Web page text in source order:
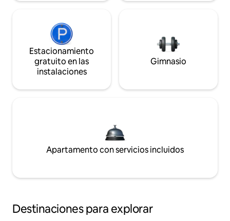
Estacionamiento
gratuito en las
instalaciones
Gimnasio
Apartamento con servicios incluidos
Destinaciones para explorar